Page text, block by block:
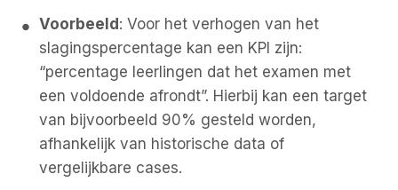
Voorbeeld : Voor het verhogen van het
slagingspercentage kan een KPI zijn:
“percentage leerlingen dat het examen met
een voldoende afrondt”. Hierbij kan een target
van bijvoorbeeld 90% gesteld worden,
afhankelijk van historische data of
vergelijkbare cases.